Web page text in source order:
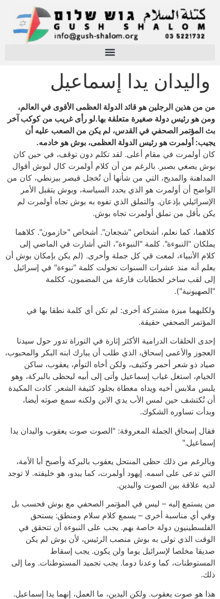
واليدان يدا إسماعيل
من من هذين الرجلين هو قائد الدولة العظمى الأقوى في العالم،
ومن هو رئيس دولة صغيرة متعلقة بها.لو رأى غريب من كوكب آخر
بث المؤتمر الصحفي في القدس، لم يكن من الصعب عليه أن
يجيب: أولمرت هو رئيس الدولة العظمى، بوش هو خادمه.
كان أولمرت في مقام أعلى. لقد تكلم دون توقف، في حين كان
بوش يصغي بصبر. بالرغم من أن كلام أولمرت كال لبوش أقوال
المداهنة والمديح، التي من شأنها أن تُخجل قيصر بيزنطي، كان من
الواضح أن أولمرت هو الذي يحدد السياسة، وبوش يتقبل الأمر
الإسرائيلي بإذعان. والتملق الذي تفوه به بوش تجاه أولمرت لم
يكن بأقل من تملق أولمرت تجاه بوش.
كلاهما، كما نعلم، أشخاص "شجعان". أشخاص "حازمون". كلاهما
يملكان "النبوءة". كلمة "النبوءة"، التي أشارت في الماضي إلى
كلام الأنبياء، لمعت قي كل جملة وأخرى. (لم يكن بإمكان بوش أن
يعلم أنه منذ عشرات السنوات تحولت كلمة "نبوءة" في إسرائيل
إلى لقب ساخر لخطابات فارغة من المضمون، ككلمة
"الصهيونية").
ولكليهما ميزة مشتركة أخرى: لم تكن أي كلمة نطقا بها في
المؤتمر الصحفي حقيقة.
إحدى الحلقات الدرامية الأكثر إثارة في التوراة تدور حول سيدنا
العجوز والأعمى إسحاق، الذي طلب أن يبارك ابنه البكر والمحبوب،
صياد ذو شعر أحمر وكثيف، ولكن أخاه التوأم، يعقوب، ساكن
الخيام، استغل غياب إسماعيل وأتى إلى أبيه ليحظى بالبركة، وهو
يلبس ملابس أخيه ويداه مغطاة بجلود كثيفة الشعر. كادت المكيدة
أن تُكتشف حين لمس الأب يدي الابن ولكنه سمع صوته أيضا،
وبدأت تساوره الشكوك.
فقال إسحاق الجملة المعروفة: "الصوت صوت يعقوب واليدان يدا
إسماعيل."
وبالرغم من ذلك حظى المنتحل يعقوب بالبركة وأصبح أبا الأمة،
التي تدعى على اسمه. إيهود أولمرت، كما يبدو، هو خليفته. لا توجد
لديه علاقة بين الصوت واليدين.
من يستمع إليه – ليس في المؤتمر الصحفي مع بوش فحسب بل
وفي أي مناسبة أخرى – يسمع كلام سلام ومنطق: يستحق
الفلسطينيون دولة خاصة بهم. يجب على النبوءة أن تتحقق في
الوقت الذي تولى به بوش منصب الرئيس، لأن بوش لم يكن
صديقا مخلصا لإسرائيل يوما ولن يكون. يجب إسقاط
المستوطنات، كما وعدنا دوما. يجب تجميد المستوطنات. وما إلى
ذلك.
هذا هو صوت يعقوب. ولكن اليدين، ما العمل، إنهما يدا إسماعيل.